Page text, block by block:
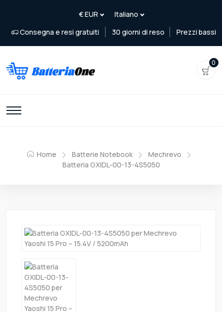
Consegna e resi gratuiti 30 giorni di reso Prezzi bassi
0
Home Batterie Notebook
Mechrevo
Batteria GXIDL-00-13-4S5050